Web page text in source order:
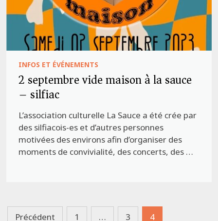
INFOS ET ÉVÉNEMENTS
2 septembre vide maison à la sauce
– silfiac
L’association culturelle La Sauce a été crée par
des silfiacois-es et d’autres personnes
motivées des environs afin d’organiser des
moments de convivialité, des concerts, des …
Pagination
Précédent 1 … 3 4